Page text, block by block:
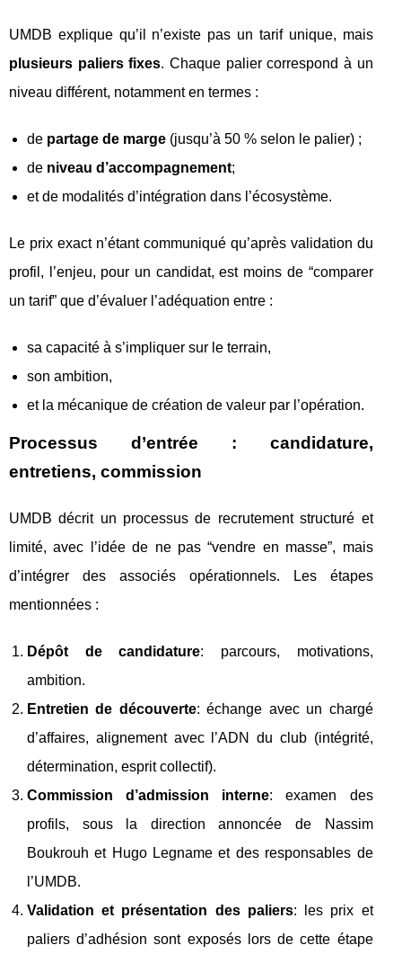
UMDB explique qu’il n’existe pas un tarif unique, mais
plusieurs paliers fixes. Chaque palier correspond à un
niveau différent, notamment en termes :
de partage de marge (jusqu’à 50 % selon le palier) ;
de niveau d’accompagnement;
et de modalités d’intégration dans l’écosystème.
Le prix exact n’étant communiqué qu’après validation du
profil, l’enjeu, pour un candidat, est moins de “comparer
un tarif” que d’évaluer l’adéquation entre :
sa capacité à s’impliquer sur le terrain,
son ambition,
et la mécanique de création de valeur par l’opération.
Processus d’entrée : candidature,
entretiens, commission
UMDB décrit un processus de recrutement structuré et
limité, avec l’idée de ne pas “vendre en masse”, mais
d’intégrer des associés opérationnels. Les étapes
mentionnées :
Dépôt de candidature: parcours, motivations,
ambition.
Entretien de découverte: échange avec un chargé
d’affaires, alignement avec l’ADN du club (intégrité,
détermination, esprit collectif).
Commission d’admission interne: examen des
profils, sous la direction annoncée de Nassim
Boukrouh et Hugo Legname et des responsables de
l’UMDB.
Validation et présentation des paliers: les prix et
paliers d’adhésion sont exposés lors de cette étape